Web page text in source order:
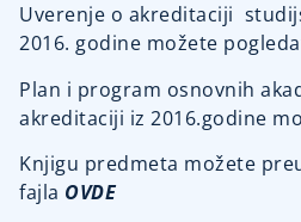
Uverenje o akreditaciji
2016. godine možete
Plan i program osnovnih
akreditaciji iz 2016.godine
Knjigu predmeta možete
fajla OVDE